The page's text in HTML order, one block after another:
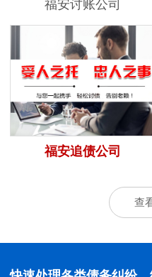
福安讨账公司
福安追债公司
查